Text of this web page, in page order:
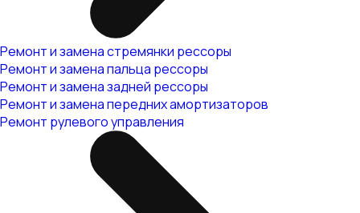
Ремонт и замена стремянки рессоры
Ремонт и замена пальца рессоры
Ремонт и замена задней рессоры
Ремонт и замена передних амортизаторов
Ремонт рулевого управления